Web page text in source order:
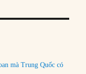
mà Trung Quốc có